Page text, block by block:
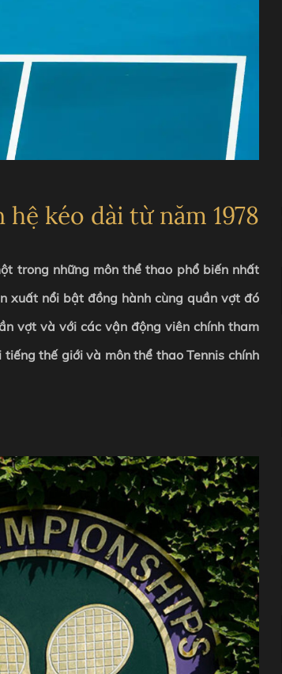
kéo dài từ năm 1978
trong những môn thể thao phổ biến nhất
xuất nổi bật đồng hành cùng quần vợt đó
vợt và với các vận động viên chính tham
thế giới và môn thể thao Tennis chính